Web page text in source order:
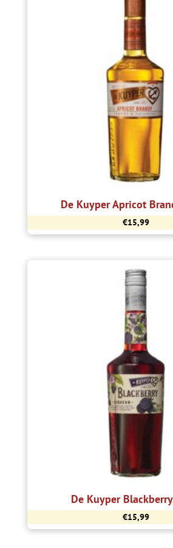
De Kuyper Apricot
€15,99
De Kuyper
€15,99